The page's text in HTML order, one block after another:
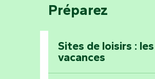
Maillezais
Montez au
Tout l'agenda
Préparez
Sites de loisirs :
vacances